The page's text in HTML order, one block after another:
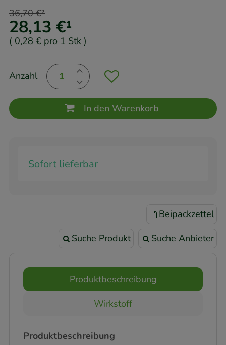
28,13 €¹
36,70 €²
( 0,28 € pro 1 Stk )
Anzahl
In den Warenkorb
Sofort lieferbar
Beipackzettel
Suche Produkt Suche Anbieter
Produktbeschreibung
Wirkstoff
Produktbeschreibung